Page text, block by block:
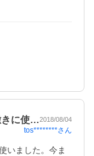
きに使…2018/08/04
tos********さん
いました。今ま